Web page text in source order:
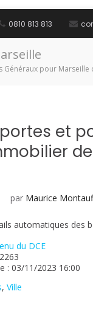
0810 813 813
Généraux pour Marseille
et
par Maurice
automatiques des
du DCE
: 03/11/2023 16:00
, Ville